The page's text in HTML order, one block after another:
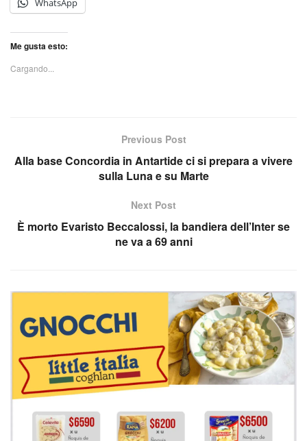
WhatsApp
Me gusta esto:
Cargando...
Previous Post
Alla base Concordia in Antartide ci si prepara a vivere
sulla Luna e su Marte
Next Post
È morto Evaristo Beccalossi, la bandiera dell’Inter se
ne va a 69 anni